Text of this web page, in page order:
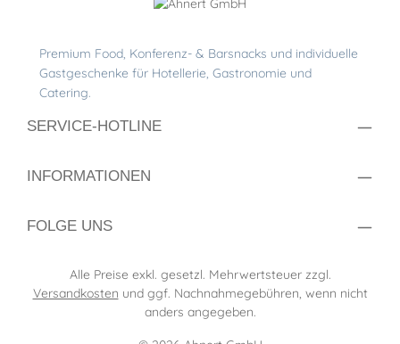
SERVICE-HOTLINE
INFORMATIONEN
FOLGE UNS
Alle Preise exkl. gesetzl. Mehrwertsteuer zzgl.
Versandkosten und ggf. Nachnahmegebühren, wenn nicht
anders angegeben.